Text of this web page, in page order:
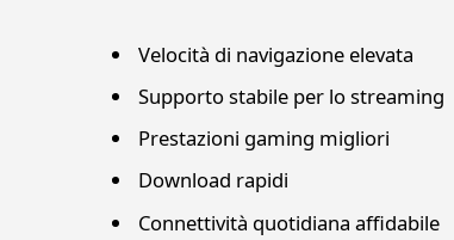
Velocità di navigazione elevata
Supporto stabile per lo streaming
Prestazioni gaming migliori
Download rapidi
Connettività quotidiana affidabile